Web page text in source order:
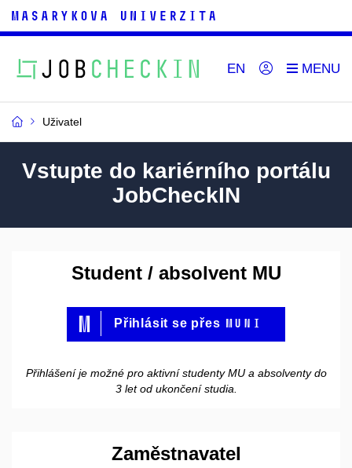
EN
Uživatel
Vstupte do kariérního portálu
JobCheckIN
Student / absolvent MU
Přihlásit se přes MUNI
Přihlášení je možné pro aktivní studenty MU a absolventy do
3 let od ukončení studia.
Zaměstnavatel